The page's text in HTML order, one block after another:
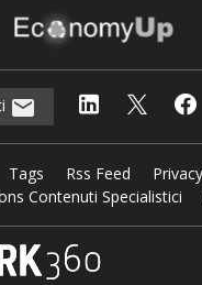
Tags Rss Feed
Contenuti Specialistici